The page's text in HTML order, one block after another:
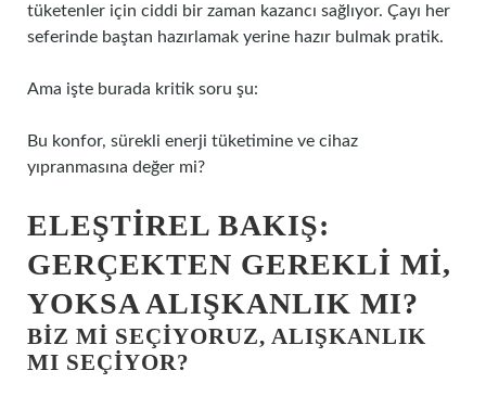
tüketenler için ciddi bir zaman kazancı sağlıyor. Çayı her
seferinde baştan hazırlamak yerine hazır bulmak pratik.
Ama işte burada kritik soru şu:
Bu konfor, sürekli enerji tüketimine ve cihaz
yıpranmasına değer mi?
ELEŞTIREL BAKIŞ:
GERÇEKTEN GEREKLI MI,
YOKSA ALIŞKANLIK MI?
BIZ MI SEÇIYORUZ, ALIŞKANLIK
MI SEÇIYOR?